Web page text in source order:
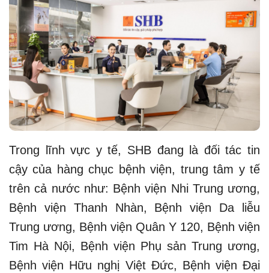
Trong lĩnh vực y tế, SHB đang là đối tác tin
cậy của hàng chục bệnh viện, trung tâm y tế
trên cả nước như: Bệnh viện Nhi Trung ương,
Bệnh viện Thanh Nhàn, Bệnh viện Da liễu
Trung ương, Bệnh viện Quân Y 120, Bệnh viện
Tim Hà Nội, Bệnh viện Phụ sản Trung ương,
Bệnh viện Hữu nghị Việt Đức, Bệnh viện Đại